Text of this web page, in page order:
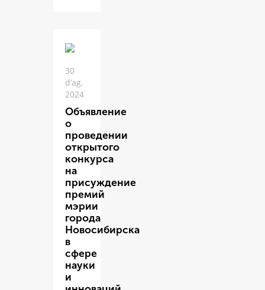
30
d’ag.
2024
Объявление
о
проведении
открытого
конкурса
на
присуждение
премий
мэрии
города
Новосибирска
в
сфере
науки
и